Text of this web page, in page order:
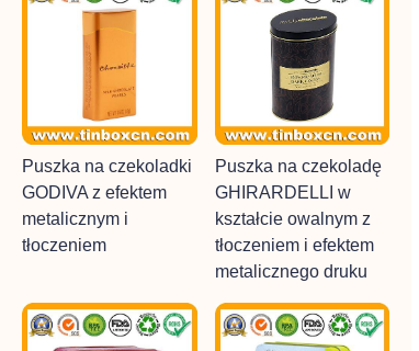
Puszka na czekoladki
GODIVA z efektem
metalicznym i
tłoczeniem
Puszka na czekoladę
GHIRARDELLI w
kształcie owalnym z
tłoczeniem i efektem
metalicznego druku